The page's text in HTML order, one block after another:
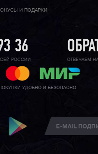
И ПОДАРКИ
36
РОССИИ ОТВЕЧАЕМ
УДОБНО И БЕЗОПАСНО